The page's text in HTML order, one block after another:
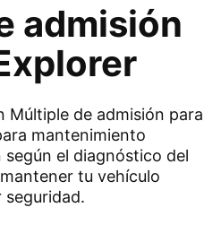
admisión
Múltiple de admisión para
mantenimiento
el diagnóstico del
tu vehículo